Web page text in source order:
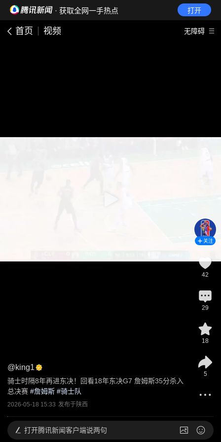
· 获取全网一手热点 打开
首页 视频 无障碍
@king1
骑士时隔8年再进东决！回看18年东决G7 詹姆斯35分杀入
总决赛 #詹姆斯 #骑士队
2026-05-18 15:33 发布于陕西
关注
42
29
18
5
打开腾讯新闻客户端说两句